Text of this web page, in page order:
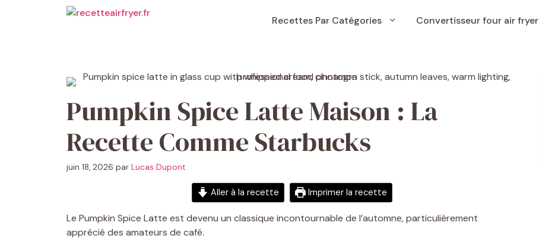
Recettes Par Catégories Convertisseur four air fryer
Pumpkin Spice Latte Maison : La
Recette Comme Starbucks
juin 18, 2026 par Lucas Dupont
Aller à la recette Imprimer la recette
Le Pumpkin Spice Latte est devenu un classique incontournable de l’automne, particulièrement
apprécié des amateurs de café.